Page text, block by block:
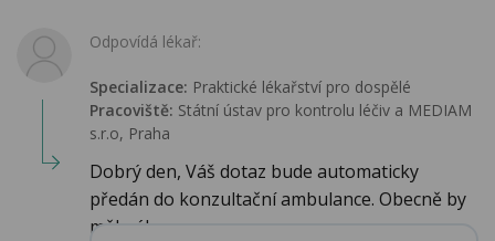
Odpovídá lékař:
Specializace: Praktické lékařství pro dospělé
Pracoviště: Státní ústav pro kontrolu léčiv a MEDIAM
s.r.o, Praha
Dobrý den, Váš dotaz bude automaticky
předán do konzultační ambulance. Obecně by
měl nález...